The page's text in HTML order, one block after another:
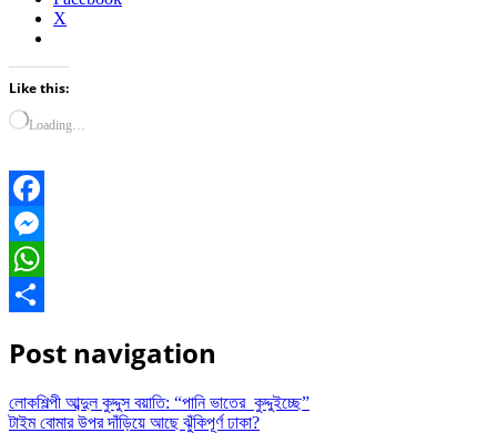
X
Like this:
Loading…
Facebook
Messenger
WhatsApp
Post navigation
লোকশিল্পী আব্দুল কুদ্দুস বয়াতি: “পানি ভাতের কুদ্দুইচ্ছে”
টাইম বোমার উপর দাঁড়িয়ে আছে ঝুঁকিপূর্ণ ঢাকা?